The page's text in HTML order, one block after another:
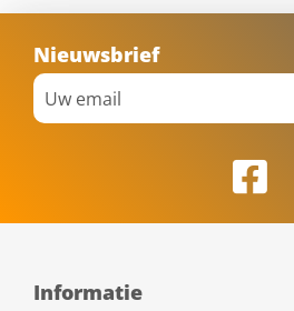
Nieuwsbrief
Informatie